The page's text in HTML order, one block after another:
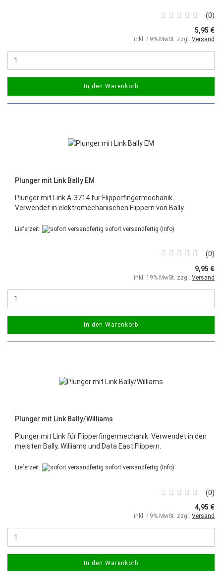
0
5,95 €
inkl. 19% MwSt. zzgl. Versand
In den Warenkorb
Plunger mit Link Bally EM
Plunger mit Link A-3714 für Flipperfingermechanik.
Verwendet in elektromechanischen Flippern von Bally.
Lieferzeit: sofort versandfertig (Info)
0
9,95 €
inkl. 19% MwSt. zzgl. Versand
In den Warenkorb
Plunger mit Link Bally/Williams
Plunger mit Link für Flipperfingermechanik. Verwendet in den
meisten Bally, Williams und Data East Flippern.
Lieferzeit: sofort versandfertig (Info)
0
4,95 €
inkl. 19% MwSt. zzgl. Versand
In den Warenkorb